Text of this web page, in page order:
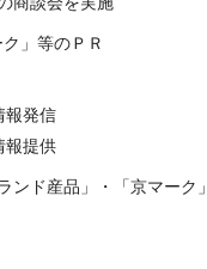
」等のＰＲ
報発信
報提供
ンド産品」・「京マーク